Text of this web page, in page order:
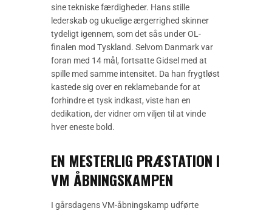
sine tekniske færdigheder. Hans stille
lederskab og ukuelige ærgerrighed skinner
tydeligt igennem, som det sås under OL-
finalen mod Tyskland. Selvom Danmark var
foran med 14 mål, fortsatte Gidsel med at
spille med samme intensitet. Da han frygtløst
kastede sig over en reklamebande for at
forhindre et tysk indkast, viste han en
dedikation, der vidner om viljen til at vinde
hver eneste bold.
EN MESTERLIG PRÆSTATION I
VM ÅBNINGSKAMPEN
I gårsdagens VM-åbningskamp udførte